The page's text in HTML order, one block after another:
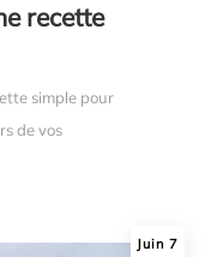
recette
simple pour
de vos
Juin 7